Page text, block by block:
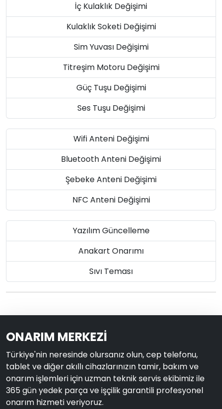
İç Kulaklık Değişimi
Kulaklık Soketi Değişimi
Sim Yuvası Değişimi
Titreşim Motoru Değişimi
Güç Tuşu Değişimi
Ses Tuşu Değişimi
Wifi Anteni Değişimi
Bluetooth Anteni Değişimi
Şebeke Anteni Değişimi
NFC Anteni Değişimi
Yazılım Güncelleme
Anakart Onarımı
Sıvı Teması
ONARIM MERKEZİ
Türkiye'nin neresinde olursanız olun, cep telefonu,
tablet ve diğer akıllı cihazlarınızın tamir, bakım ve
onarım işlemleri için uzman teknik servis ekibimiz ile
365 gün yedek parça ve işçilik garantili profesyonel
onarım hizmeti veriyoruz.